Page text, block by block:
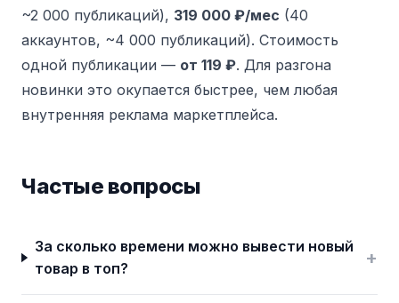
~2 000 публикаций), 319 000 ₽/мес (40
аккаунтов, ~4 000 публикаций). Стоимость
одной публикации — от 119 ₽. Для разгона
новинки это окупается быстрее, чем любая
внутренняя реклама маркетплейса.
Частые вопросы
За сколько времени можно вывести новый
товар в топ?
+